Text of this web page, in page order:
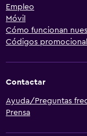
Empleo
Móvil
Cómo funcionan
Códigos
Contactar
Ayuda/Preguntas
Prensa